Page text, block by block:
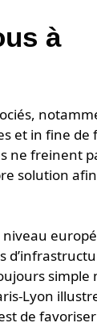
à
et in fine de
ne freinent
solution
niveau
simple
Lyon
de